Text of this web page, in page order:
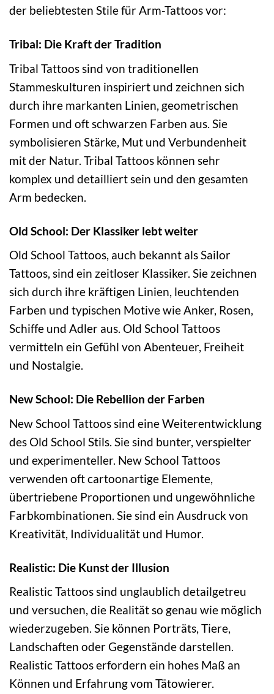
der beliebtesten Stile für Arm-Tattoos vor:
Tribal: Die Kraft der Tradition
Tribal Tattoos sind von traditionellen
Stammeskulturen inspiriert und zeichnen sich
durch ihre markanten Linien, geometrischen
Formen und oft schwarzen Farben aus. Sie
symbolisieren Stärke, Mut und Verbundenheit
mit der Natur. Tribal Tattoos können sehr
komplex und detailliert sein und den gesamten
Arm bedecken.
Old School: Der Klassiker lebt weiter
Old School Tattoos, auch bekannt als Sailor
Tattoos, sind ein zeitloser Klassiker. Sie zeichnen
sich durch ihre kräftigen Linien, leuchtenden
Farben und typischen Motive wie Anker, Rosen,
Schiffe und Adler aus. Old School Tattoos
vermitteln ein Gefühl von Abenteuer, Freiheit
und Nostalgie.
New School: Die Rebellion der Farben
New School Tattoos sind eine Weiterentwicklung
des Old School Stils. Sie sind bunter, verspielter
und experimenteller. New School Tattoos
verwenden oft cartoonartige Elemente,
übertriebene Proportionen und ungewöhnliche
Farbkombinationen. Sie sind ein Ausdruck von
Kreativität, Individualität und Humor.
Realistic: Die Kunst der Illusion
Realistic Tattoos sind unglaublich detailgetreu
und versuchen, die Realität so genau wie möglich
wiederzugeben. Sie können Porträts, Tiere,
Landschaften oder Gegenstände darstellen.
Realistic Tattoos erfordern ein hohes Maß an
Können und Erfahrung vom Tätowierer.